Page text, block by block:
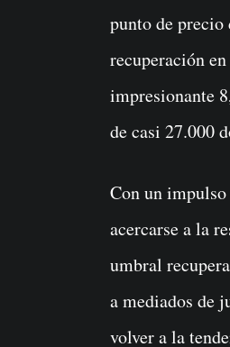
punto de precio
recuperación
impresionante
de casi 27.000
Con un
acercarse a la
umbral
a mediados de
volver a la